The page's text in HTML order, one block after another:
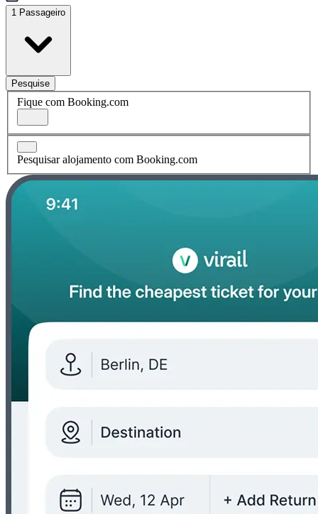
1 Passageiro
Pesquise
Fique com Booking.com
Pesquisar alojamento com Booking.com